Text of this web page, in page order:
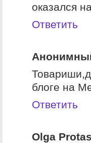
оказался
Ответить
блоге на
Ответить
Olga